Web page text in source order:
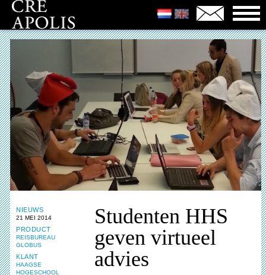
NIEUWS
21 MEI 2014
PRODUCT
REISBUREAU
GLOBUS
KLANT
HAAGSE
HOGESCHOOL
Studenten HHS
geven virtueel
advies